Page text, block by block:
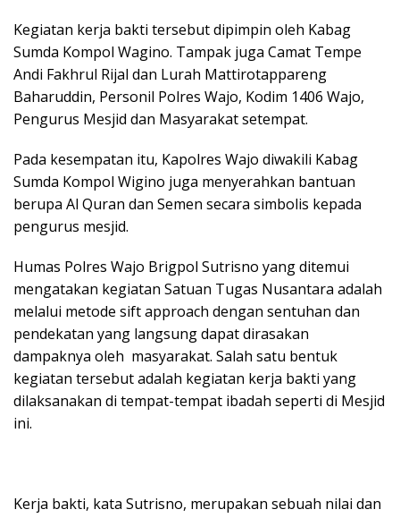
Kegiatan kerja bakti tersebut dipimpin oleh Kabag
Sumda Kompol Wagino. Tampak juga Camat Tempe
Andi Fakhrul Rijal dan Lurah Mattirotappareng
Baharuddin, Personil Polres Wajo, Kodim 1406 Wajo,
Pengurus Mesjid dan Masyarakat setempat.
Pada kesempatan itu, Kapolres Wajo diwakili Kabag
Sumda Kompol Wigino juga menyerahkan bantuan
berupa Al Quran dan Semen secara simbolis kepada
pengurus mesjid.
Humas Polres Wajo Brigpol Sutrisno yang ditemui
mengatakan kegiatan Satuan Tugas Nusantara adalah
melalui metode sift approach dengan sentuhan dan
pendekatan yang langsung dapat dirasakan
dampaknya oleh masyarakat. Salah satu bentuk
kegiatan tersebut adalah kegiatan kerja bakti yang
dilaksanakan di tempat-tempat ibadah seperti di Mesjid
ini.
Kerja bakti, kata Sutrisno, merupakan sebuah nilai dan